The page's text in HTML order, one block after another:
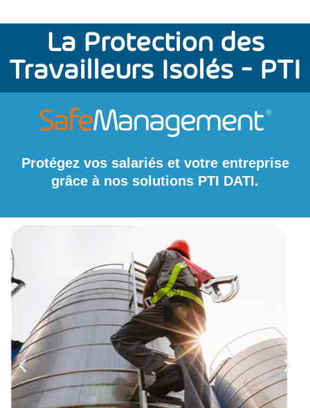
La Protection des
Travailleurs Isolés - PTI
Protégez vos salariés et votre entreprise
grâce à nos solutions PTI DATI.